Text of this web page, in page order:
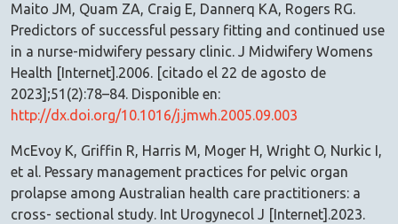
Maito JM, Quam ZA, Craig E, Dannerq KA, Rogers RG.
Predictors of successful pessary fitting and continued use
in a nurse-midwifery pessary clinic. J Midwifery Womens
Health [Internet].2006. [citado el 22 de agosto de
2023];51(2):78–84. Disponible en:
http://dx.doi.org/10.1016/j.jmwh.2005.09.003
McEvoy K, Griffin R, Harris M, Moger H, Wright O, Nurkic I,
et al. Pessary management practices for pelvic organ
prolapse among Australian health care practitioners: a
cross- sectional study. Int Urogynecol J [Internet].2023.